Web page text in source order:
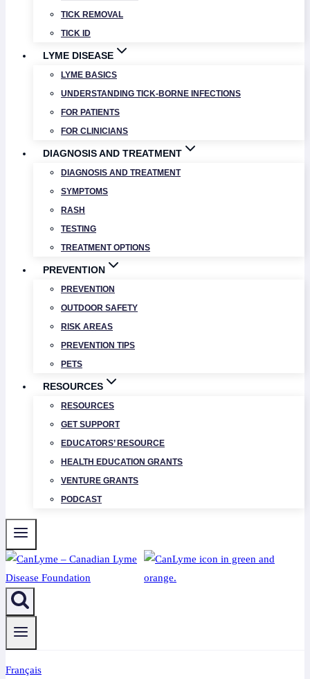
TICK REMOVAL
TICK ID
LYME DISEASE
LYME BASICS
UNDERSTANDING TICK-BORNE INFECTIONS
FOR PATIENTS
FOR CLINICIANS
DIAGNOSIS AND TREATMENT
DIAGNOSIS AND TREATMENT
SYMPTOMS
RASH
TESTING
TREATMENT OPTIONS
PREVENTION
PREVENTION
OUTDOOR SAFETY
RISK AREAS
PREVENTION TIPS
PETS
RESOURCES
RESOURCES
GET SUPPORT
EDUCATORS’ RESOURCE
HEALTH EDUCATION GRANTS
VENTURE GRANTS
PODCAST
Français